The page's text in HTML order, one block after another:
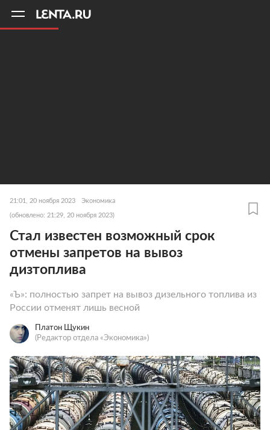
21:01, 20 ноября 2023 Экономика
(обновлено: 21:29, 20 ноября 2023)
Стал известен возможный срок
отмены запретов на вывоз
дизтоплива
«Ъ»: полностью запрет на вывоз дизельного топлива из
России отменят лишь весной
Платон Щукин
(Редактор отдела «Экономика»)